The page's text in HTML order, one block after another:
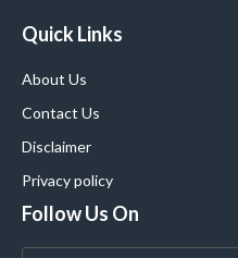
Quick Links
About Us
Contact Us
Disclaimer
Privacy policy
Follow Us On